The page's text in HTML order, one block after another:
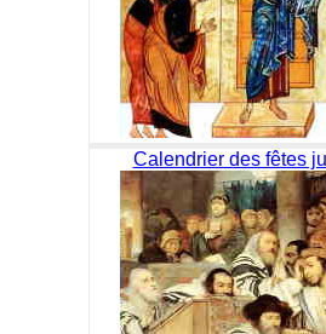
Calendrier des fêtes